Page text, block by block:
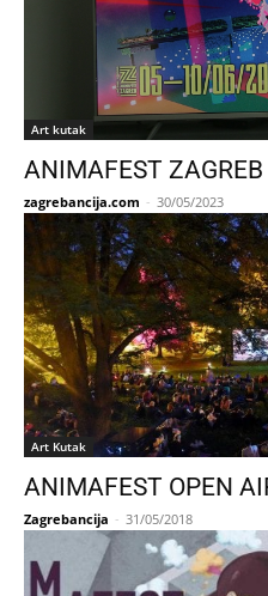
Art kutak
ANIMAFEST ZAGREB
zagrebancija.com - 30/05/2023
Art Kutak
ANIMAFEST OPEN
Zagrebancija - 31/05/2018